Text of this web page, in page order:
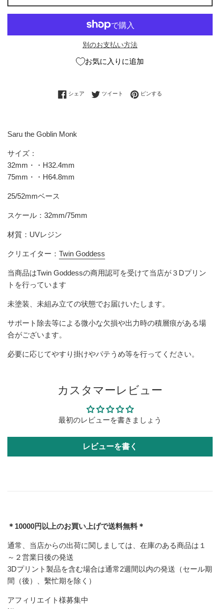
別のお支払い方法
お気に入りに追加
シェア Facebookでシェアする
ツイート Twitterに投稿する
ピンする
Saru the Goblin Monk
サイズ：
32mm・・H32.4mm
75mm・・H64.8mm
25/52mmベース
スケール：32mm/75mm
材質：UVレジン
クリエイター： Twin Goddess
当商品はTwin Goddessの商用認可を受けて当店が３Dプリン
トを行っています
未塗装、未組み立ての状態でお届けいたします。
サポート除去等による微小な欠損や出力時の積層痕がある場
合がございます。
必要に応じてやすり掛けやパテうめ等を行ってください。
カスタマーレビュー
最初のレビューを書きましょう
レビューを書く
＊10000円以上のお買い上げで送料無料＊
通常、当店からの出荷に関しましては、在庫のある商品は１
～２営業日後の発送
3Dプリント製品を含む場合は通常2週間以内の発送（セール期
間（後）、繫忙期を除く）
アフィリエイト様募集中